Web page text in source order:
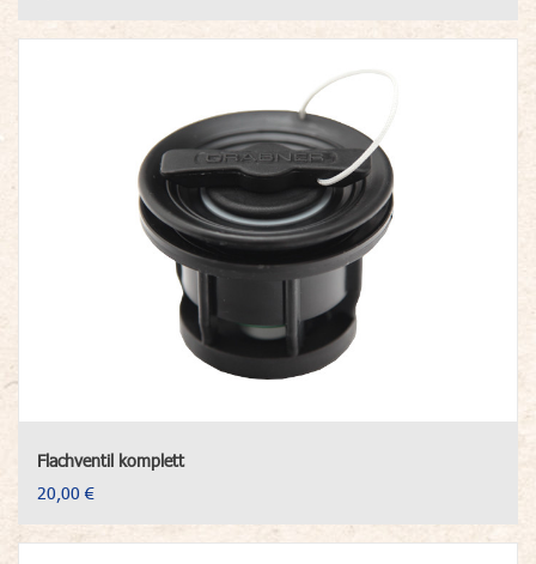
Flachventil komplett
20,00 €